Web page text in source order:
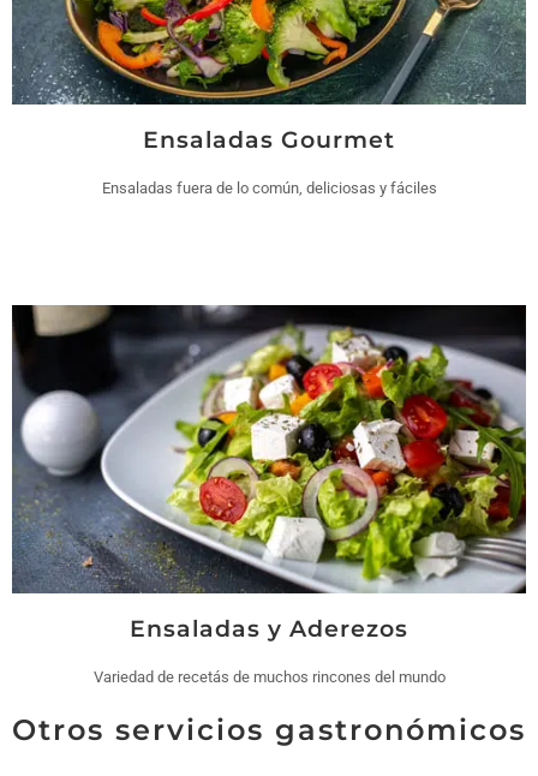
Ensaladas Gourmet
Ensaladas fuera de lo común, deliciosas y fáciles
Ensaladas y Aderezos
Variedad de recetás de muchos rincones del mundo
Otros servicios gastronómicos